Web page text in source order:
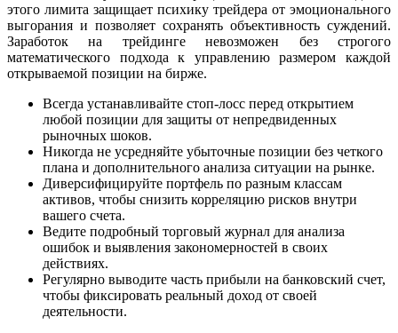
этого лимита защищает психику трейдера от эмоционального
выгорания и позволяет сохранять объективность суждений.
Заработок на трейдинге невозможен без строгого
математического подхода к управлению размером каждой
открываемой позиции на бирже.
Всегда устанавливайте стоп-лосс перед открытием
любой позиции для защиты от непредвиденных
рыночных шоков.
Никогда не усредняйте убыточные позиции без четкого
плана и дополнительного анализа ситуации на рынке.
Диверсифицируйте портфель по разным классам
активов, чтобы снизить корреляцию рисков внутри
вашего счета.
Ведите подробный торговый журнал для анализа
ошибок и выявления закономерностей в своих
действиях.
Регулярно выводите часть прибыли на банковский счет,
чтобы фиксировать реальный доход от своей
деятельности.